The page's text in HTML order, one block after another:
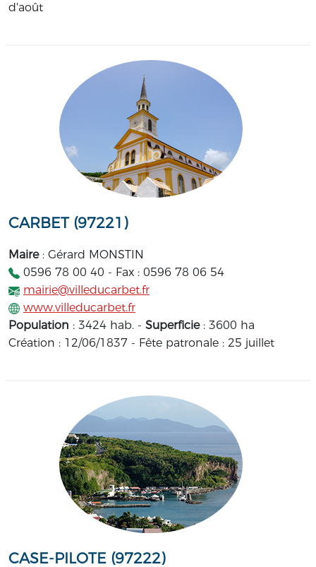
d'août
CARBET (97221)
Maire: Gérard MONSTIN
0596 78 00 40 - Fax : 0596 78 06 54
mairie@villeducarbet.fr
www.villeducarbet.fr
Population : 3424 hab. - Superficie : 3600 ha
Création : 12/06/1837 - Fête patronale : 25 juillet
CASE-PILOTE (97222)